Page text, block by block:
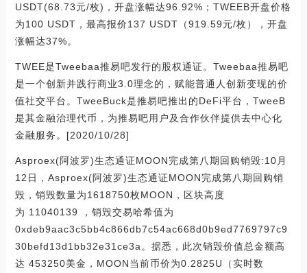
USDT(68.73元/枚)，开盘涨幅达96.92%；TWEEB开盘价格
为100 USDT，最高报价137 USDT（919.59元/枚），开盘
涨幅达37%。
TWEE是Tweebaa推易吧发行的股权通证。Tweebaa推易吧
是一个创新并践行商业3.0理念的，赋能普通人创新变现的价
值社交平台。TweeBuck是推易吧推出的DeFi平台，TweeB
是其金融治理代币，为推易吧用户及合作伙伴提供去中心化
金融服务。[2020/10/28]
Asproex(阿波罗)生态通证MOON完成第八期回购销毁:10月
12日，Asproex(阿波罗)生态通证MOON完成第八期回购销
毁，销毁数量为1618750枚MOON，区块高度
为 11040139 ，销毁交易哈希值为
0xdeb9aac3c5bb4c866db7c54ac668d0b9ed7769797c9
30befd13d1bb32e31ce3a。据悉，此次销毁价值总金额高
达 453250美金，MOON当前币价为0.2825U（实时数